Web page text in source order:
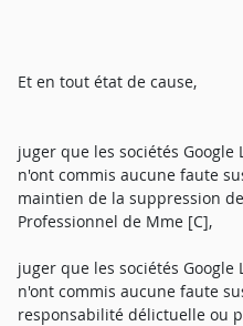
Et en tout état de cause,
juger que les sociétés Google
n'ont commis aucune faute
maintien de la suppression
Professionnel de Mme [C],
juger que les sociétés Google
n'ont commis aucune faute
responsabilité délictuelle ou